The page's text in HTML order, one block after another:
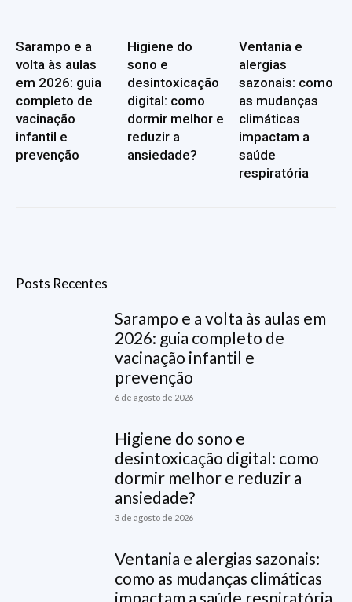
Sarampo e a
volta às aulas
em 2026: guia
completo de
vacinação
infantil e
prevenção
Higiene do
sono e
desintoxicação
digital: como
dormir melhor e
reduzir a
ansiedade?
Ventania e
alergias
sazonais: como
as mudanças
climáticas
impactam a
saúde
respiratória
Posts Recentes
Sarampo e a volta às aulas em
2026: guia completo de
vacinação infantil e
prevenção
6 de agosto de 2026
Higiene do sono e
desintoxicação digital: como
dormir melhor e reduzir a
ansiedade?
3 de agosto de 2026
Ventania e alergias sazonais:
como as mudanças climáticas
impactam a saúde respiratória